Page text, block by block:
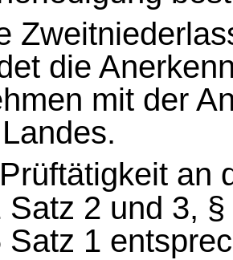
die
mit der
an
2 und 3,
Satz 1